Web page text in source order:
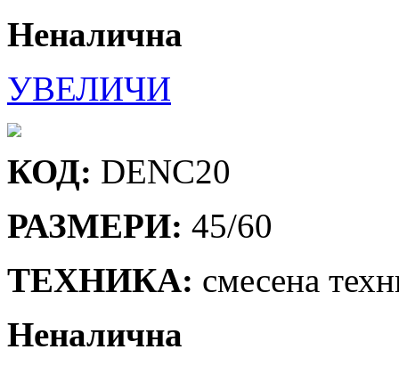
Неналична
УВЕЛИЧИ
КОД: DENC20
РАЗМЕРИ: 45/60
ТЕХНИКА: смесена
Неналична